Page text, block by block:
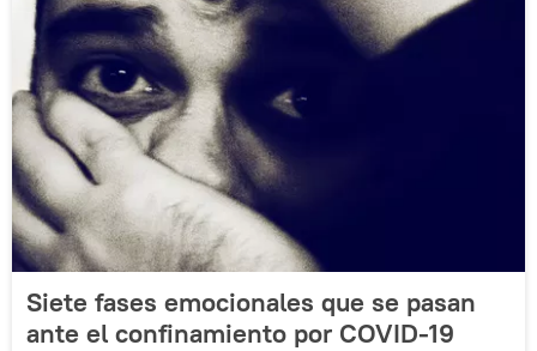
Siete fases emocionales que se pasan
ante el confinamiento por COVID-19